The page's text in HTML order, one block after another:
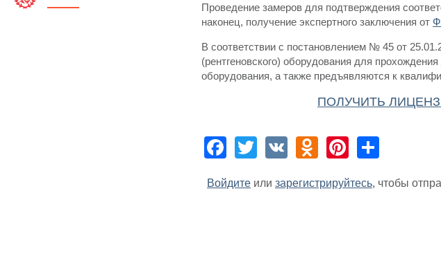
Проведение замеров для подтверждения
наконец, получение экспертного заключения от
В соответствии с постановлением № 45 от
(рентгеновского) оборудования для
оборудования, а также предъявляются к
ПОЛУЧИТЬ
Facebook
Twitter
VK Pinterest
Войдите или зарегистрируйтесь, чтобы